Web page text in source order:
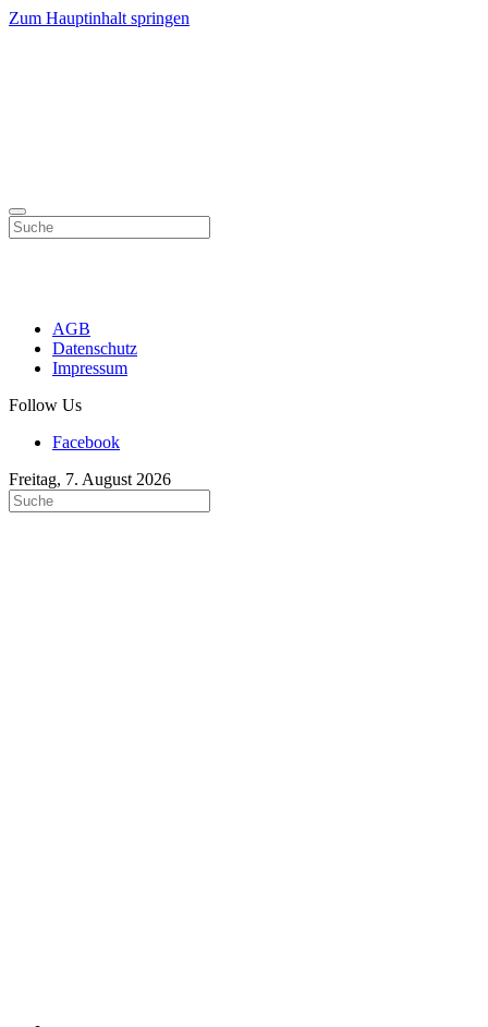
Zum Hauptinhalt springen
AGB
Datenschutz
Impressum
Follow Us
Facebook
Freitag, 7. August 2026